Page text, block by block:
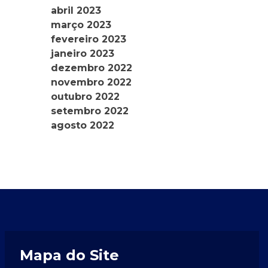
abril 2023
março 2023
fevereiro 2023
janeiro 2023
dezembro 2022
novembro 2022
outubro 2022
setembro 2022
agosto 2022
Mapa do Site